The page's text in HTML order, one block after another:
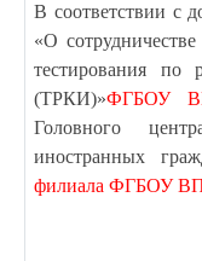
В соответствии с
«О
тестирования по
(ТРКИ)»ФГБОУ
Головного
иностранных
филиала ФГБОУ